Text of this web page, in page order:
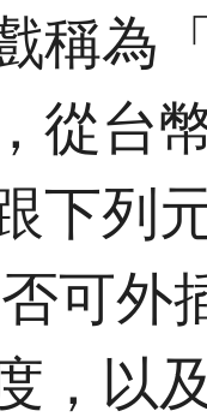
稱為
從台
下列
可外
，以